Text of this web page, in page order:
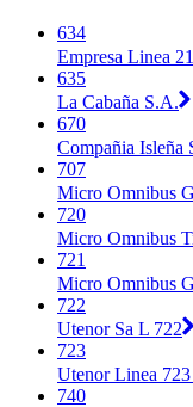
634
Empresa Linea
635
La Cabaña S.A.
670
Compañia Isleña
707
Micro Omnibus
720
Micro Omnibus
721
Micro Omnibus
722
Utenor Sa L 722
723
Utenor Linea
740